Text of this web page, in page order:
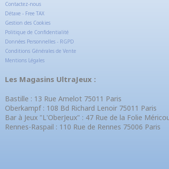
Contactez-nous
Détaxe - Free TAX
Gestion des Cookies
Politique de Confidentialité
Données Personnelles - RGPD
Conditions Générales de Vente
Mentions Légales
Les Magasins UltraJeux :
Bastille : 13 Rue Amelot 75011 Paris
Oberkampf : 108 Bd Richard Lenoir 75011 Paris
Bar à Jeux "L'OberJeux" : 47 Rue de la Folie
Rennes-Raspail : 110 Rue de Rennes 75006 Paris